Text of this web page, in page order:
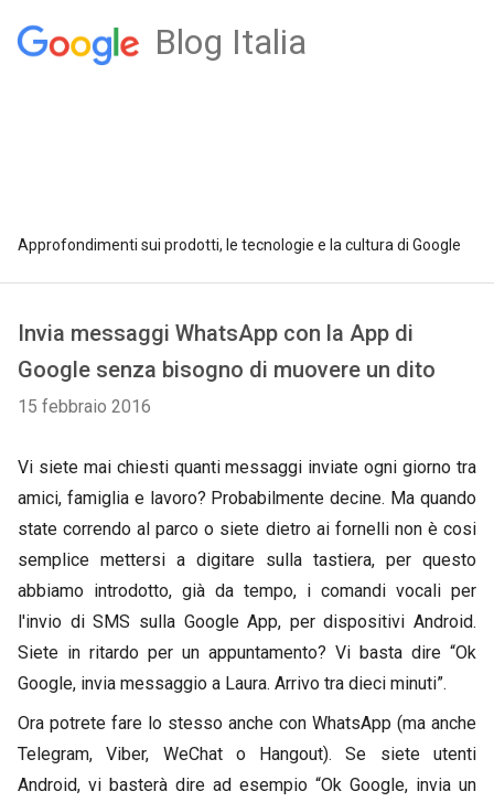
Blog Italia
Approfondimenti sui prodotti, le tecnologie e la cultura di Google
Invia messaggi WhatsApp con la App di
Google senza bisogno di muovere un dito
15 febbraio 2016
Vi siete mai chiesti quanti messaggi inviate ogni giorno tra
amici, famiglia e lavoro? Probabilmente decine. Ma quando
state correndo al parco o siete dietro ai fornelli non è cosi
semplice mettersi a digitare sulla tastiera, per questo
abbiamo introdotto, già da tempo, i comandi vocali per
l'invio di SMS sulla Google App, per dispositivi Android.
Siete in ritardo per un appuntamento? Vi basta dire “Ok
Google, invia messaggio a Laura. Arrivo tra dieci minuti”.
Ora potrete fare lo stesso anche con WhatsApp (ma anche
Telegram, Viber, WeChat o Hangout). Se siete utenti
Android, vi basterà dire ad esempio “Ok Google, invia un